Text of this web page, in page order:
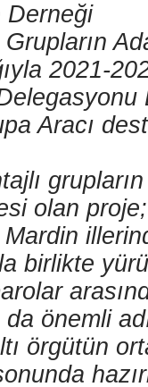
Derneği
2021-
Aracı
olan
birlikte
önemli
örgütün